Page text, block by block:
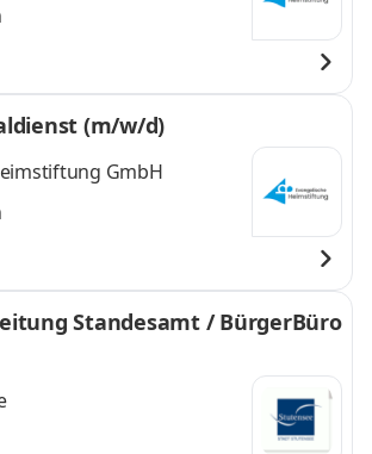
(m/w/d)
GmbH
Standesamt / BürgerBüro